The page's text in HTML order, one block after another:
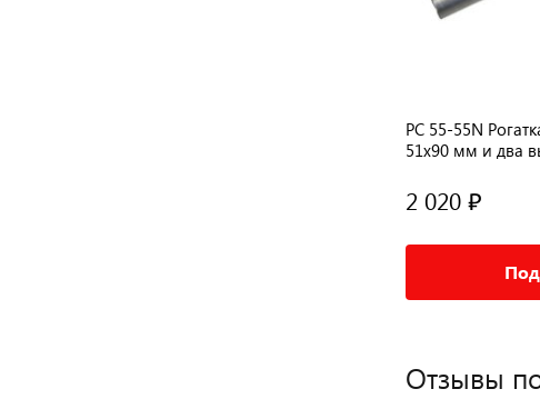
РС 55-55N
51х90 мм и два
2 020 ₽
Отзывы